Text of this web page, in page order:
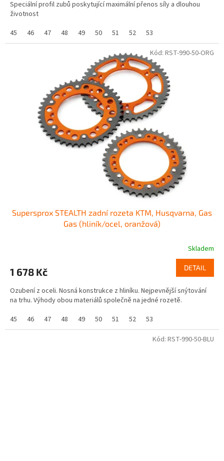
Speciální profil zubů poskytující maximální přenos síly a dlouhou
životnost
45
46 47 48 49 50 51 52 53
Supersprox STEALTH zadní rozeta KTM, Husqvarna, Gas
Gas (hliník/ocel, oranžová)
Skladem
1 678 Kč DETAIL
Ozubení z oceli. Nosná konstrukce z hliníku. Nejpevnější snýtování
na trhu. Výhody obou materiálů společně na jedné rozetě.
45
46 47 48 49 50 51 52 53
Kód: RST-990-50-ORG
Kód: RST-990-50-BLU